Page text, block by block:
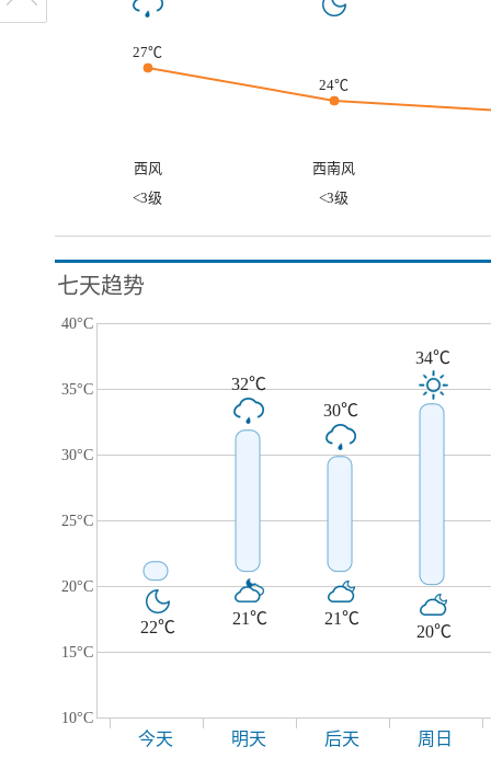
27℃
24℃
西风
西南风
<3级
<3级
七天趋势
40°C
35°C
30°C
25°C
20°C
15°C
10°C
22℃
32℃
21℃
30℃
21℃
34℃
20℃
今天 明天 后天 周日